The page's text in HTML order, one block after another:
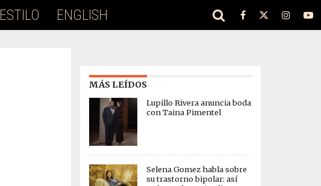
ESTILO ENGLISH
MÁS LEÍDOS
Lupillo Rivera anuncia boda
con Taina Pimentel
Selena Gomez habla sobre
su trastorno bipolar: así